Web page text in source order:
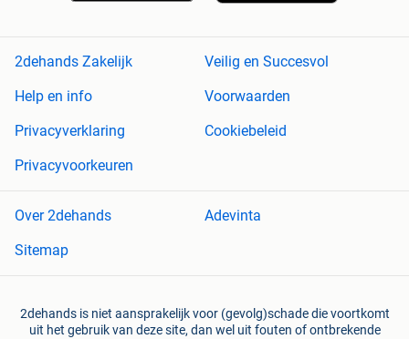
2dehands Zakelijk
Veilig en Succesvol
Help en info
Voorwaarden
Privacyverklaring
Cookiebeleid
Privacyvoorkeuren
Over 2dehands
Adevinta
Sitemap
2dehands is niet aansprakelijk voor (gevolg)schade die voortkomt
uit het gebruik van deze site, dan wel uit fouten of ontbrekende